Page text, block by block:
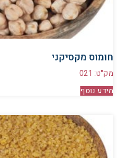
חומוס מקסיקני
מק"ט: 021
מידע נוסף